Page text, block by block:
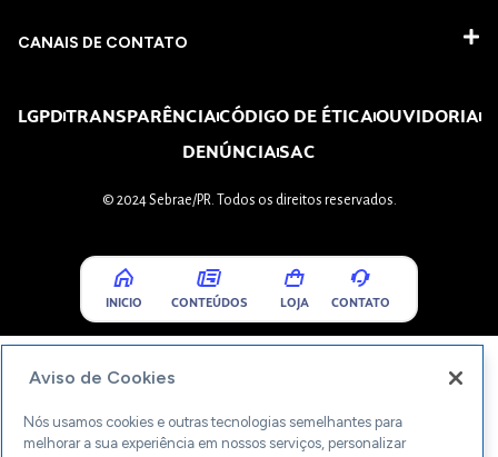
CANAIS DE CONTATO
LGPDTRANSPARÊNCIACÓDIGO DE ÉTICAOUVIDORIA
DENÚNCIASAC
© 2024 Sebrae/PR. Todos os direitos reservados.
INICIO CONTEÚDOS LOJA CONTATO
Aviso de Cookies
Nós usamos cookies e outras tecnologias semelhantes para
melhorar a sua experiência em nossos serviços, personalizar